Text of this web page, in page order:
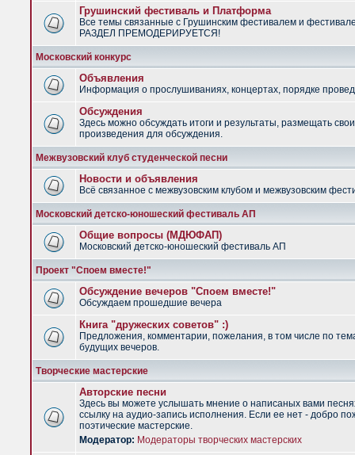
Грушинский фестиваль и Платформа
Все темы связанные с Грушинским фестивалем и
РАЗДЕЛ ПРЕМОДЕРИРУЕТСЯ!
Московский конкурс
Объявления
Информация о прослушиваниях, концертах, порядке
Обсуждения
Здесь можно обсуждать итоги и результаты, размещать
произведения для обсуждения.
Межвузовский клуб студенческой песни
Новости и объявления
Всё связанное с межвузовским клубом и межвузовским
Московский детско-юношеский фестиваль АП
Общие вопросы (МДЮФАП)
Московский детско-юношеский фестиваль АП
Проект "Споем вместе!"
Обсуждение вечеров "Споем вместе!"
Обсуждаем прошедшие вечера
Книга "дружеских советов" :)
Предложения, комментарии, пожелания, в том числе по
будущих вечеров.
Творческие мастерские
Авторские песни
Здесь вы можете услышать мнение о написаных вами
ссылку на аудио-запись исполнения. Если ее нет - добро
поэтические мастерские.
Модератор: Модераторы творческих мастерских